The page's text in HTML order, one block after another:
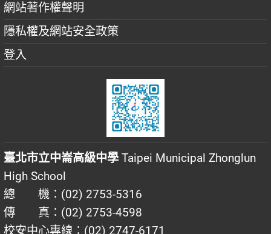
網站著作權聲明
隱私權及網站安全政策
登入
臺北市立中崙高級中學 Taipei Municipal Zhonglun
High School
總 機：(02) 2753-5316
傳 真：(02) 2753-4598
校安中心專線：(02) 2747-6171